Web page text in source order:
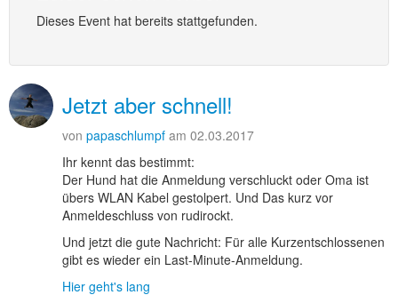
Dieses Event hat bereits stattgefunden.
Jetzt aber schnell!
von papaschlumpf am 02.03.2017
Ihr kennt das bestimmt:
Der Hund hat die Anmeldung verschluckt oder Oma ist
übers WLAN Kabel gestolpert. Und Das kurz vor
Anmeldeschluss von rudirockt.
Und jetzt die gute Nachricht: Für alle Kurzentschlossenen
gibt es wieder ein Last-Minute-Anmeldung.
Hier geht's lang